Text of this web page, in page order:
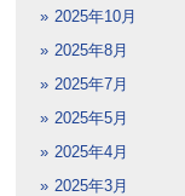
2025年10月
2025年8月
2025年7月
2025年5月
2025年4月
2025年3月